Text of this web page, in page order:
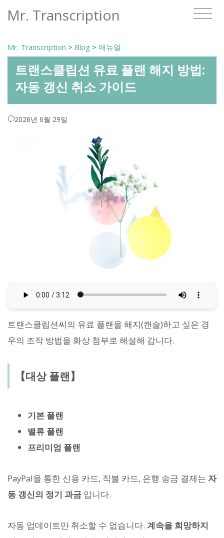
Mr. Transcription
Mr. Transcription > Blog > 매뉴얼
트랜스클립션 유료 플랜 해지 방법:
자동 갱신 취소 가이드
2026년 6월 29일
트랜스클립션씨의 유료 플랜을 해지(캔슬)하고 싶은 경
우의 조작 방법을 화상 첨부로 해설해 갑니다.
【대상 플랜】
기본 플랜
밸류 플랜
프리미엄 플랜
PayPal을 통한 신용 카드, 직불 카드, 은행 송금 결제는 자
동 갱신의 정기 과금 입니다.
자동 업데이트만 취소할 수 없습니다. 계속을 희망하지